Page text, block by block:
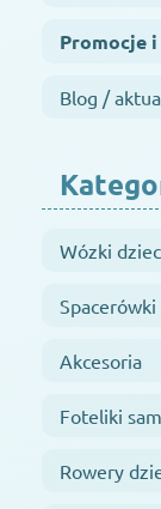
Promocje
Blog /
Wózki
Spacerówki
Akcesoria
Foteliki
Rowery